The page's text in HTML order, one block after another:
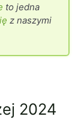
to jedna
z naszymi
2024